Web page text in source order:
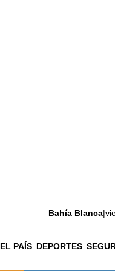
Bahía Blanca|
EL PAÍS DEPORTES